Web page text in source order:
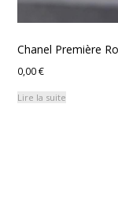
Chanel Première
0,00€
Lire la suite